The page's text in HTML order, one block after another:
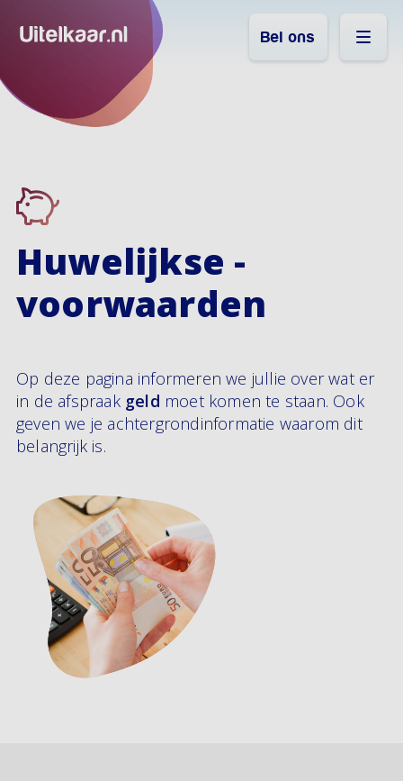
Bel ons
Huwelijkse ­
voorwaarden
Op deze pagina informeren we jullie over wat er
in de afspraak geld moet komen te staan. Ook
geven we je achtergrondinformatie waarom dit
belangrijk is.